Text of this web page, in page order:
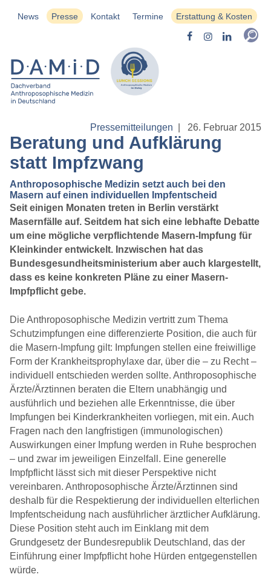
News Presse Kontakt Termine Erstattung & Kosten
Pressemitteilungen 26. Februar 2015
Beratung und Aufklärung
statt Impfzwang
Anthroposophische Medizin setzt auch bei den
Masern auf einen individuellen Impfentscheid
Seit einigen Monaten treten in Berlin verstärkt
Masernfälle auf. Seitdem hat sich eine lebhafte Debatte
um eine mögliche verpflichtende Masern-Impfung für
Kleinkinder entwickelt. Inzwischen hat das
Bundesgesundheitsministerium aber auch klargestellt,
dass es keine konkreten Pläne zu einer Masern-
Impfpflicht gebe.
Die Anthroposophische Medizin vertritt zum Thema
Schutzimpfungen eine differenzierte Position, die auch für
die Masern-Impfung gilt: Impfungen stellen eine freiwillige
Form der Krankheitsprophylaxe dar, über die – zu Recht –
individuell entschieden werden sollte. Anthroposophische
Ärzte/Ärztinnen beraten die Eltern unabhängig und
ausführlich und beziehen alle Erkenntnisse, die über
Impfungen bei Kinderkrankheiten vorliegen, mit ein. Auch
Fragen nach den langfristigen (immunologischen)
Auswirkungen einer Impfung werden in Ruhe besprochen
– und zwar im jeweiligen Einzelfall. Eine generelle
Impfpflicht lässt sich mit dieser Perspektive nicht
vereinbaren. Anthroposophische Ärzte/Ärztinnen sind
deshalb für die Respektierung der individuellen elterlichen
Impfentscheidung nach ausführlicher ärztlicher Aufklärung.
Diese Position steht auch im Einklang mit dem
Grundgesetz der Bundesrepublik Deutschland, das der
Einführung einer Impfpflicht hohe Hürden entgegenstellen
würde.